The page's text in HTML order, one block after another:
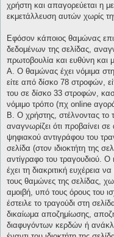
χρήστη και απαγορεύεται η
εκμετάλλευση αυτών χωρίς
Εφόσον κάποιος θαμώνας
δεδομένων της σελίδας,
πρωτοβουλία και ευθύνη και
Α. Ο θαμώνας έχει νόμιμα
είτε από δίσκο 78 στροφών,
του σε δίσκο 33 στροφών,
νόμιμο τρόπο (πχ online
Β. Ο χρήστης, στέλνοντας το
αναγνωρίζει ότι προβαίνει
ψηφιακού αντιγράφου του
σελίδα (στον ιδιοκτήτη της
αντίγραφο του τραγουδιού. Ο
έχει τη διακριτική ευχέρεια
τους θαμώνες της σελίδας,
αμοιβή, υπό τους όρους του
έστειλε το τραγούδι στη
δικαίωμα αποζημίωσης,
διαφυγόντων κερδών ή